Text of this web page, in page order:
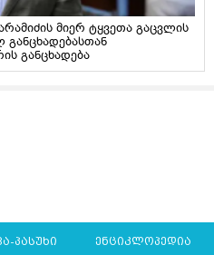
მიერ ტყვეთა გაცვლის
განცხადებასთან
განცხადება
პასუხი ენციკლოპედია